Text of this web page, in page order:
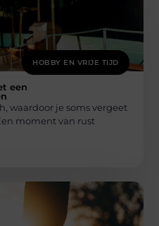
HOBBY EN VRIJE TIJD
een
waardoor je soms vergeet
moment van rust